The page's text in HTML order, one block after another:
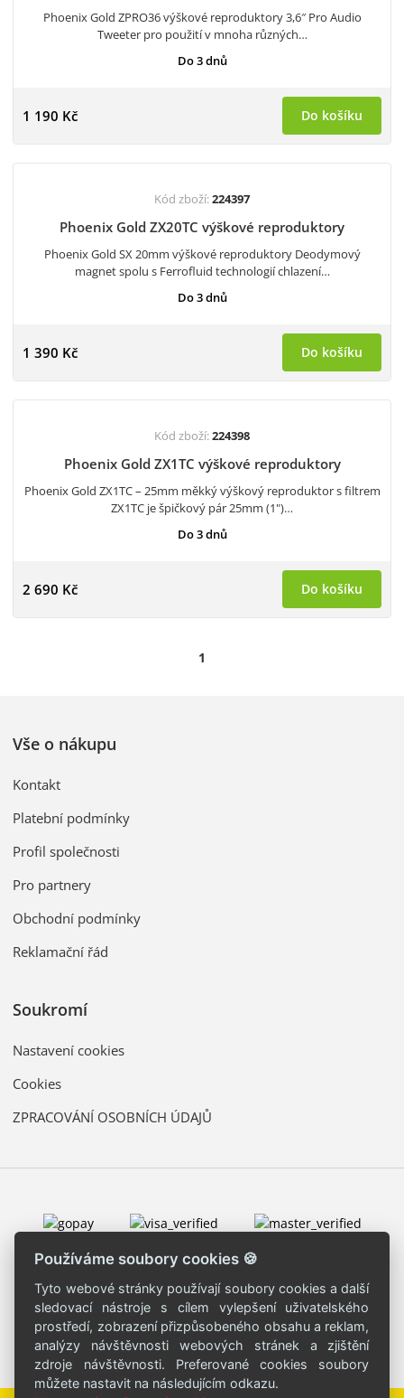
Phoenix Gold ZPRO36 výškové reproduktory 3,6″ Pro Audio
Tweeter pro použití v mnoha různých…
Do 3 dnů
1 190 Kč Do košíku
Kód zboží:224397
Phoenix Gold ZX20TC výškové reproduktory
Phoenix Gold SX 20mm výškové reproduktory Deodymový
magnet spolu s Ferrofluid technologií chlazení…
Do 3 dnů
1 390 Kč Do košíku
Kód zboží:224398
Phoenix Gold ZX1TC výškové reproduktory
Phoenix Gold ZX1TC – 25mm měkký výškový reproduktor s filtrem
ZX1TC je špičkový pár 25mm (1")…
Do 3 dnů
2 690 Kč Do košíku
1
Vše o nákupu
Kontakt
Platební podmínky
Profil společnosti
Pro partnery
Obchodní podmínky
Reklamační řád
Soukromí
Nastavení cookies
Cookies
ZPRACOVÁNÍ OSOBNÍCH ÚDAJŮ
Používáme soubory cookies 🍪
Tyto webové stránky používají soubory cookies a další
sledovací nástroje s cílem vylepšení uživatelského
prostředí, zobrazení přizpůsobeného obsahu a reklam,
analýzy návštěvnosti webových stránek a zjištění
zdroje návštěvnosti. Preferované cookies soubory
můžete nastavit na následujícím odkazu.